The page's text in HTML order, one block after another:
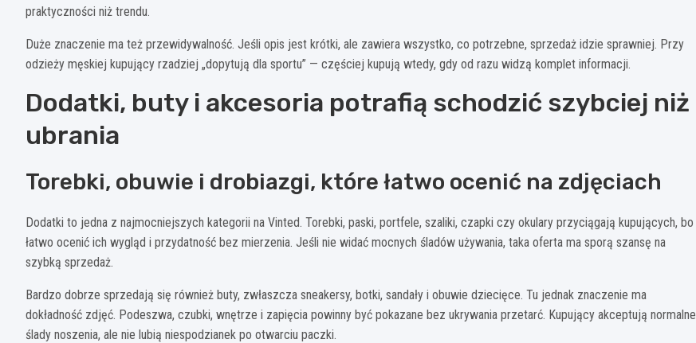
praktyczności niż trendu.
Duże znaczenie ma też przewidywalność. Jeśli opis jest krótki, ale zawiera wszystko, co potrzebne, sprzedaż idzie sprawniej. Przy
odzieży męskiej kupujący rzadziej „dopytują dla sportu” — częściej kupują wtedy, gdy od razu widzą komplet informacji.
Dodatki, buty i akcesoria potrafią schodzić szybciej niż
ubrania
Torebki, obuwie i drobiazgi, które łatwo ocenić na zdjęciach
Dodatki to jedna z najmocniejszych kategorii na Vinted. Torebki, paski, portfele, szaliki, czapki czy okulary przyciągają kupujących, bo
łatwo ocenić ich wygląd i przydatność bez mierzenia. Jeśli nie widać mocnych śladów używania, taka oferta ma sporą szansę na
szybką sprzedaż.
Bardzo dobrze sprzedają się również buty, zwłaszcza sneakersy, botki, sandały i obuwie dziecięce. Tu jednak znaczenie ma
dokładność zdjęć. Podeszwa, czubki, wnętrze i zapięcia powinny być pokazane bez ukrywania przetarć. Kupujący akceptują normalne
ślady noszenia, ale nie lubią niespodzianek po otwarciu paczki.